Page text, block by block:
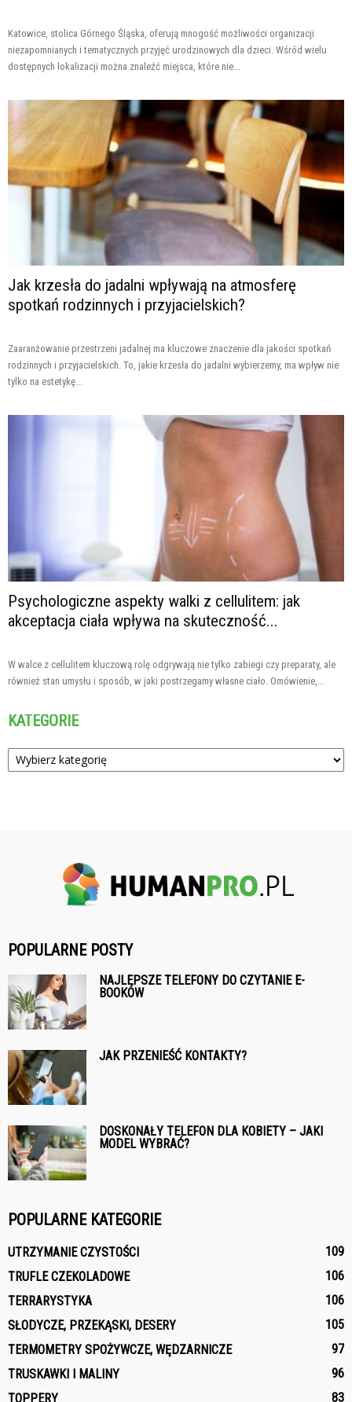
Katowice, stolica Górnego Śląska, oferują mnogość możliwości organizacji
niezapomnianych i tematycznych przyjęć urodzinowych dla dzieci. Wśród wielu
dostępnych lokalizacji można znaleźć miejsca, które nie...
Jak krzesła do jadalni wpływają na atmosferę
spotkań rodzinnych i przyjacielskich?
Zaaranżowanie przestrzeni jadalnej ma kluczowe znaczenie dla jakości spotkań
rodzinnych i przyjacielskich. To, jakie krzesła do jadalni wybierzemy, ma wpływ nie
tylko na estetykę...
Psychologiczne aspekty walki z cellulitem: jak
akceptacja ciała wpływa na skuteczność...
W walce z cellulitem kluczową rolę odgrywają nie tylko zabiegi czy preparaty, ale
również stan umysłu i sposób, w jaki postrzegamy własne ciało. Omówienie,...
KATEGORIE
Kategorie
POPULARNE POSTY
NAJLEPSZE TELEFONY DO CZYTANIE E-
BOOKÓW
JAK PRZENIEŚĆ KONTAKTY?
DOSKONAŁY TELEFON DLA KOBIETY – JAKI
MODEL WYBRAĆ?
POPULARNE KATEGORIE
UTRZYMANIE CZYSTOŚCI
109
TRUFLE CZEKOLADOWE
106
TERRARYSTYKA
106
SŁODYCZE, PRZEKĄSKI, DESERY
105
TERMOMETRY SPOŻYWCZE, WĘDZARNICZE
97
TRUSKAWKI I MALINY
96
TOPPERY
83